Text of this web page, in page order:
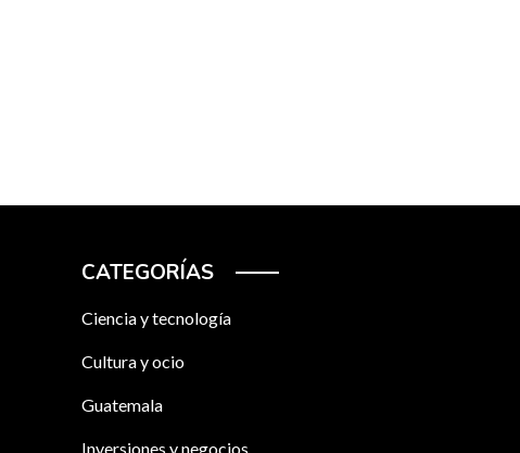
CATEGORÍAS
Ciencia y tecnología
Cultura y ocio
Guatemala
Inversiones y negocios